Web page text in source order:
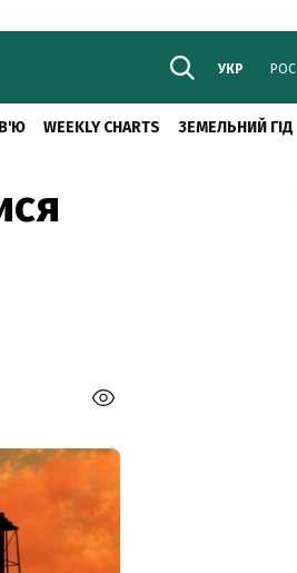
УКР РОС
WEEKLY CHARTS ЗЕМЕЛЬНИЙ ГІД